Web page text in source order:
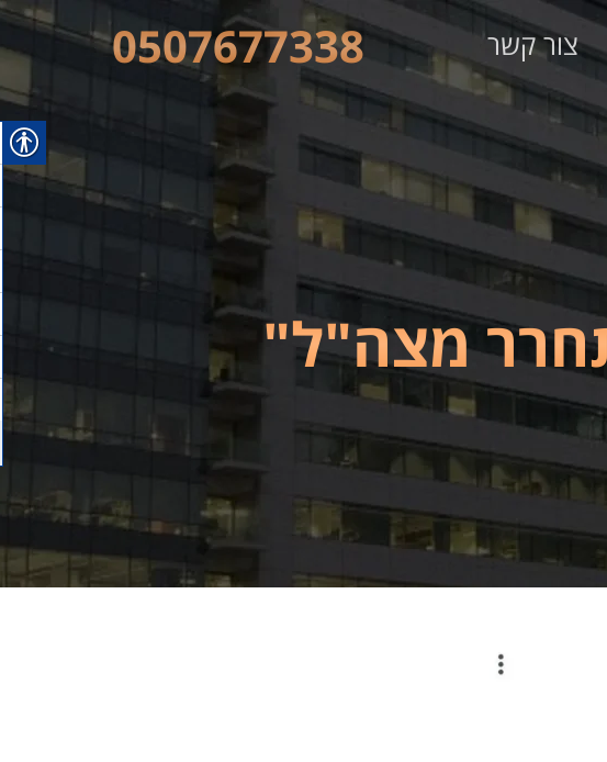
צור קשר 0507677338
מצה"ל"